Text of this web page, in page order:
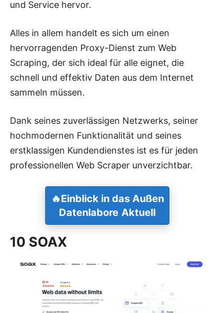
und Service hervor.
Alles in allem handelt es sich um einen
hervorragenden Proxy-Dienst zum Web
Scraping, der sich ideal für alle eignet, die
schnell und effektiv Daten aus dem Internet
sammeln müssen.
Dank seines zuverlässigen Netzwerks, seiner
hochmodernen Funktionalität und seines
erstklassigen Kundendienstes ist es für jeden
professionellen Web Scraper unverzichtbar.
🔥Einblick in das Außen
Datenlabore Aktuell
10 SOAX